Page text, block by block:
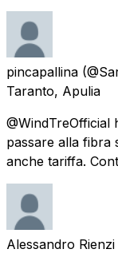
pincapallina
Taranto, Apulia
passare alla fibra
anche tariffa.
Alessandro Rienzi